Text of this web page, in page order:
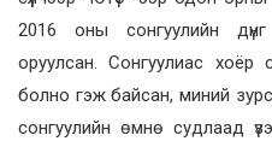
2016 оны сонгуулийн
оруулсан. Сонгуулиас
болно гэж байсан, миний
сонгуулийн өмнө судлаад